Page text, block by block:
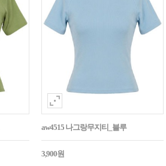
aw4515 나그랑무지티_블루
3,900원